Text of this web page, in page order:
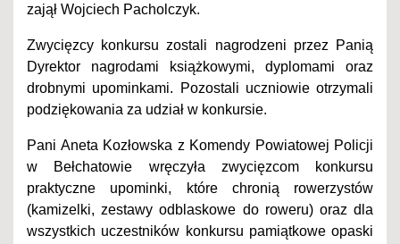
zajął Wojciech Pacholczyk.
Zwycięzcy konkursu zostali nagrodzeni przez Panią
Dyrektor nagrodami książkowymi, dyplomami oraz
drobnymi upominkami. Pozostali uczniowie otrzymali
podziękowania za udział w konkursie.
Pani Aneta Kozłowska z Komendy Powiatowej Policji
w Bełchatowie wręczyła zwycięzcom konkursu
praktyczne upominki, które chronią rowerzystów
(kamizelki, zestawy odblaskowe do roweru) oraz dla
wszystkich uczestników konkursu pamiątkowe opaski